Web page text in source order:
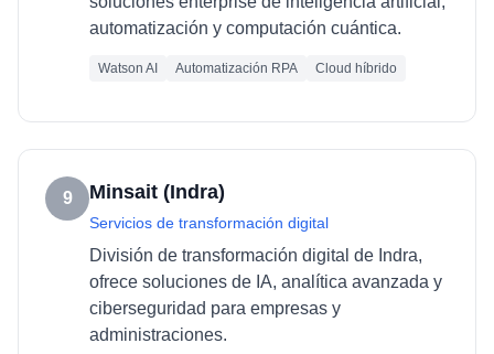
automatización y computación cuántica.
Watson AI Automatización RPA Cloud híbrido
9 Minsait (Indra)
Servicios de transformación digital
División de transformación digital de Indra,
ofrece soluciones de IA, analítica avanzada y
ciberseguridad para empresas y
administraciones.